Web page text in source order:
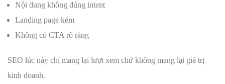
Nội dung không đúng intent
Landing page kém
Không có CTA rõ ràng
SEO lúc này chỉ mang lại lượt xem chứ không mang lại giá trị
kinh doanh.